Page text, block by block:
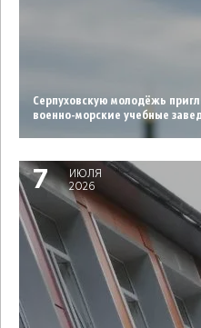
Серпуховcкую молодёжь
военно-морские учебные
7
ИЮЛЯ
2026